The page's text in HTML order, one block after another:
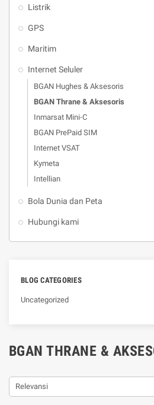
Listrik
GPS
Maritim
Internet Seluler
BGAN Hughes & Aksesoris
BGAN Thrane & Aksesoris
Inmarsat Mini-C
BGAN PrePaid SIM
Internet VSAT
Kymeta
Intellian
Bola Dunia dan Peta
Hubungi kami
BLOG CATEGORIES
Uncategorized
BGAN THRANE &
Relevansi